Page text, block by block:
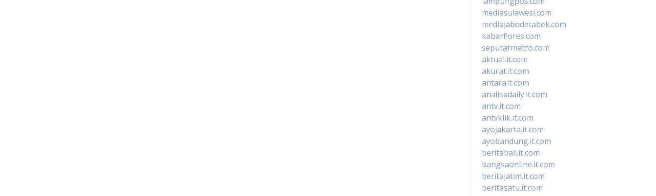
mediasulawesi.com
mediajabodetabek.com
kabarflores.com
seputarmetro.com
aktual.it.com
akurat.it.com
antara.it.com
analisadaily.it.com
antv.it.com
antvklik.it.com
ayojakarta.it.com
ayobandung.it.com
beritabali.it.com
bangsaonline.it.com
beritajatim.it.com
beritasatu.it.com